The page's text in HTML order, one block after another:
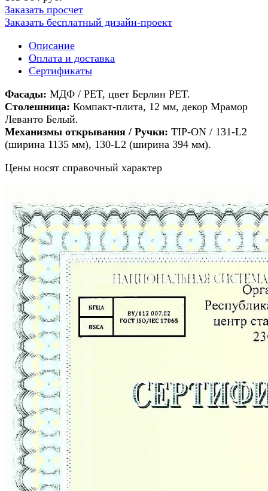
Заказать просчет
Заказать бесплатный дизайн-проект
Описание
Оплата и доставка
Сертификаты
Фасады: МДФ / PET, цвет Берлин PET.
Столешница: Компакт-плита, 12 мм, декор Мрамор
Леванто Белый.
Механизмы открывания / Ручки: TIP-ON / 131-L2
(ширина 1135 мм), 130-L2 (ширина 394 мм).
Цены носят справочный характер